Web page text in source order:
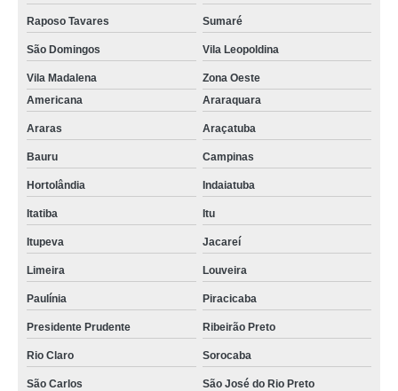
Raposo Tavares Sumaré
São Domingos Vila Leopoldina
Vila Madalena
Zona Oeste
Americana
Araraquara
Araras Araçatuba
Bauru Campinas
Hortolândia Indaiatuba
Itatiba Itu
Itupeva Jacareí
Limeira Louveira
Paulínia Piracicaba
Presidente Prudente Ribeirão Preto
Rio Claro Sorocaba
São Carlos São José do Rio Preto